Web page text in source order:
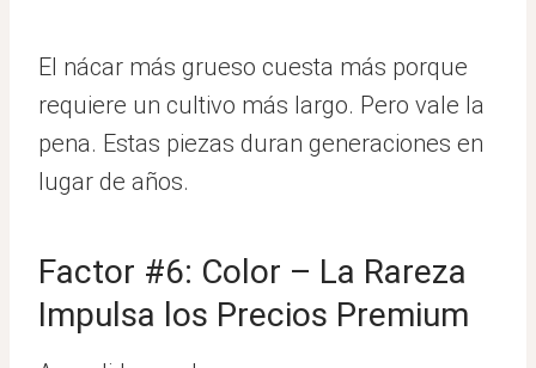
El nácar más grueso cuesta más porque
requiere un cultivo más largo. Pero vale la
pena. Estas piezas duran generaciones en
lugar de años.
Factor #6: Color – La Rareza
Impulsa los Precios Premium